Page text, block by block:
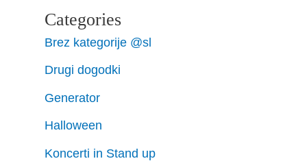
Categories
Brez kategorije @sl
Drugi dogodki
Generator
Halloween
Koncerti in Stand up